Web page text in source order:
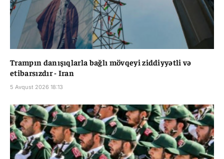
Trampın danışıqlarla bağlı mövqeyi ziddiyyətli və
etibarsızdır - Iran
5 Avqust 2026 18:13